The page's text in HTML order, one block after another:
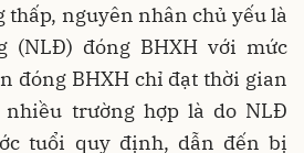
thấp, nguyên nhân chủ yếu là
(NLĐ) đóng BHXH với mức
đóng BHXH chỉ đạt thời gian
trường hợp là do NLĐ
tuổi quy định, dẫn đến bị